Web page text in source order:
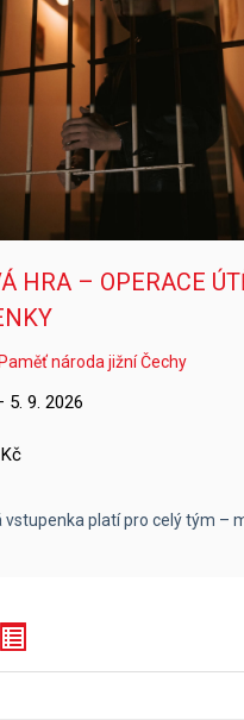
HRA – OPERACE
Paměť národa jižní Čechy
5. 9. 2026
vstupenka platí pro celý tým –